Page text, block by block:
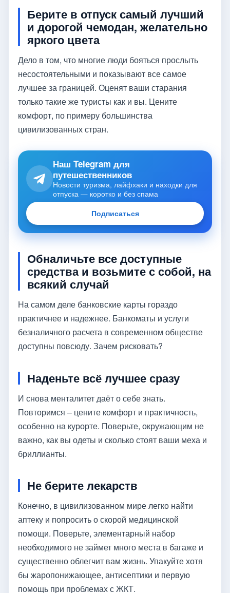
Берите в отпуск самый лучший
и дорогой чемодан, желательно
яркого цвета
Дело в том, что многие люди бояться прослыть
несостоятельными и показывают все самое
лучшее за границей. Оценят ваши старания
только такие же туристы как и вы. Цените
комфорт, по примеру большинства
цивилизованных стран.
Наш Telegram для
путешественников
Новости туризма, лайфхаки и находки для
отпуска — коротко и без спама
Подписаться
Обналичьте все доступные
средства и возьмите с собой, на
всякий случай
На самом деле банковские карты гораздо
практичнее и надежнее. Банкоматы и услуги
безналичного расчета в современном обществе
доступны повсюду. Зачем рисковать?
Наденьте всё лучшее сразу
И снова менталитет даёт о себе знать.
Повторимся – цените комфорт и практичность,
особенно на курорте. Поверьте, окружающим не
важно, как вы одеты и сколько стоят ваши меха и
бриллианты.
Не берите лекарств
Конечно, в цивилизованном мире легко найти
аптеку и попросить о скорой медицинской
помощи. Поверьте, элементарный набор
необходимого не займет много места в багаже и
существенно облегчит вам жизнь. Упакуйте хотя
бы жаропонижающее, антисептики и первую
помощь при проблемах с ЖКТ.